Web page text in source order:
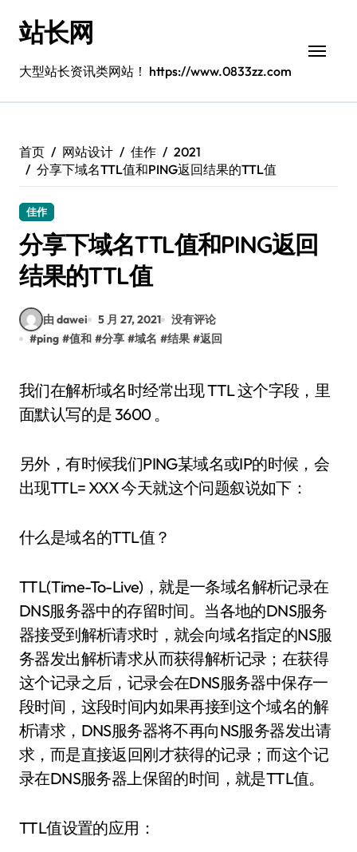
站长网
大型站长资讯类网站！ https://www.0833zz.com
首页 网站设计 佳作
2021
分享下域名TTL值和PING返回结果的TTL值
佳作
分享下域名TTL值和PING返回
结果的TTL值
由 dawei 5 月 27, 2021
没有评论
#ping #值和 #分享 #域名 #结果 #返回
我们在解析域名时经常出现 TTL 这个字段，里
面默认写的是 3600 。
另外，有时候我们PING某域名或IP的时候，会
出现TTL= XXX 今天就这个问题叙说如下：
什么是域名的TTL值？
TTL(Time-To-Live)，就是一条域名解析记录在
DNS服务器中的存留时间。当各地的DNS服务
器接受到解析请求时，就会向域名指定的NS服
务器发出解析请求从而获得解析记录；在获得
这个记录之后，记录会在DNS服务器中保存一
段时间，这段时间内如果再接到这个域名的解
析请求，DNS服务器将不再向NS服务器发出请
求，而是直接返回刚才获得的记录；而这个记
录在DNS服务器上保留的时间，就是TTL值。
TTL值设置的应用：